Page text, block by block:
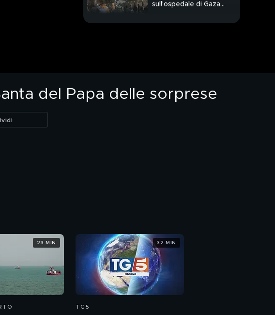
sull'ospedale di Gaza
del Papa delle sorprese
23 MIN
TG5
32 MIN